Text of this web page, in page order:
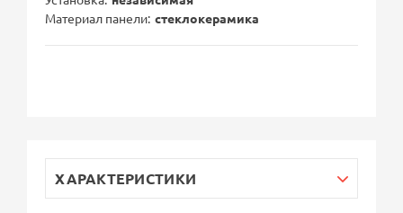
Материал панели стеклокерамика
ХАРАКТЕРИСТИКИ